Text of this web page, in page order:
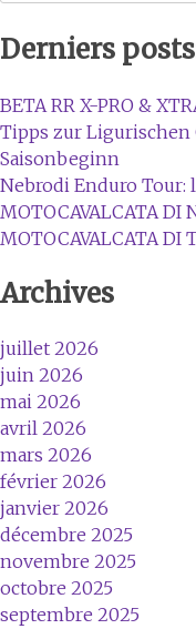
Derniers
BETA RR X-PRO &
Tipps zur
Saisonbeginn
Nebrodi Enduro Tour:
MOTOCAVALCATA DI
MOTOCAVALCATA DI
Archives
juillet 2026
juin 2026
mai 2026
avril 2026
mars 2026
février 2026
janvier 2026
décembre 2025
novembre 2025
octobre 2025
septembre 2025